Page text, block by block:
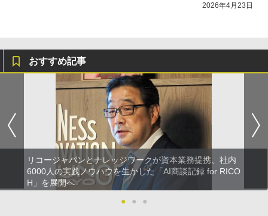
2026年4月23日
おすすめ記事
リコージャパンとナレッジワークが資本業務提携、社内
6000人の実践ノウハウを生かした「AI商談記録 for RICO
H」を展開へ
●
● ●